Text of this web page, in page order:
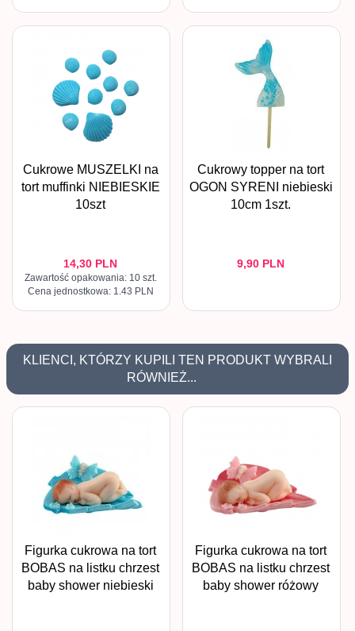
Cukrowe MUSZELKI na
tort muffinki NIEBIESKIE
10szt
14,30 PLN
Zawartość opakowania: 10 szt.
Cena jednostkowa: 1.43 PLN
Cukrowy topper na tort
OGON SYRENI niebieski
10cm 1szt.
9,90 PLN
KLIENCI, KTÓRZY KUPILI TEN PRODUKT WYBRALI
RÓWNIEŻ...
Figurka cukrowa na tort
BOBAS na listku chrzest
baby shower niebieski
Figurka cukrowa na tort
BOBAS na listku chrzest
baby shower różowy